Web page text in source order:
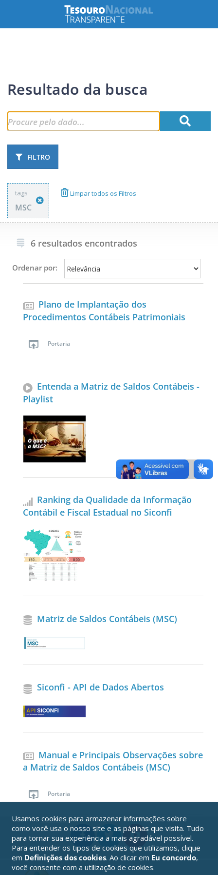
Resultado da busca
FILTRO
tags
MSC
Limpar todos os Filtros
6 resultados encontrados
Ordenar por:
Plano de Implantação dos
Procedimentos Contábeis Patrimoniais
Portaria
Entenda a Matriz de Saldos Contábeis -
Playlist
Ranking da Qualidade da Informação
Contábil e Fiscal Estadual no Siconfi
Matriz de Saldos Contábeis (MSC)
Siconfi - API de Dados Abertos
Manual e Principais Observações sobre
a Matriz de Saldos Contábeis (MSC)
Portaria
Usamos cookies para armazenar informações sobre
como você usa o nosso site e as páginas que visita. Tudo
para tornar sua experiência a mais agradável possível.
Para entender os tipos de cookies que utilizamos, clique
em Definições dos cookies. Ao clicar em Eu concordo,
você consente com a utilização de cookies.